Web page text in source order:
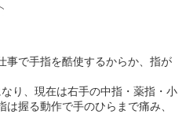
事で手指を酷使するからか、指が
り、現在は右手の中指・薬指・小
握る動作で手のひらまで痛み、